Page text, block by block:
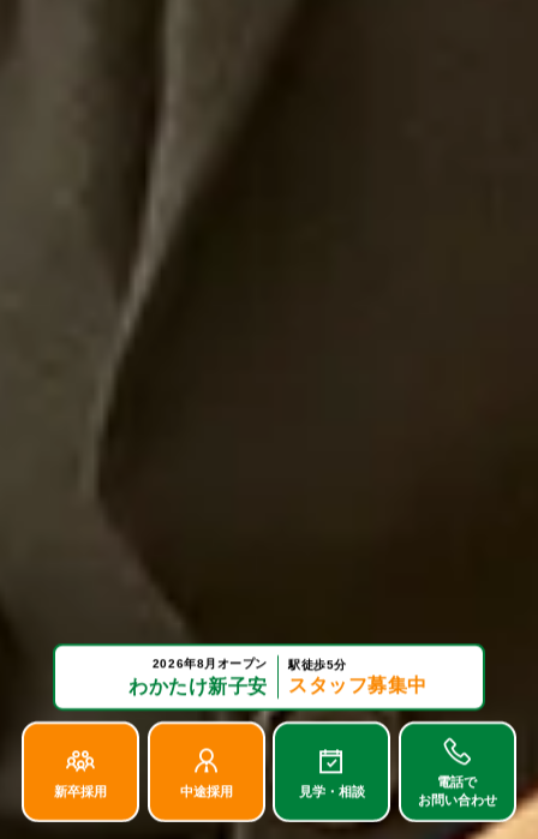
新卒採用 中途採用 見学・相談
電話で
お問い合わせ
2026年8月オープン
わかたけ新子安
駅徒歩5分
スタッフ募集中